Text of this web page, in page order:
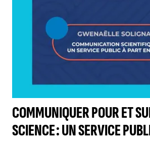
COMMUNIQUER POUR ET
SCIENCE : UN SERVICE